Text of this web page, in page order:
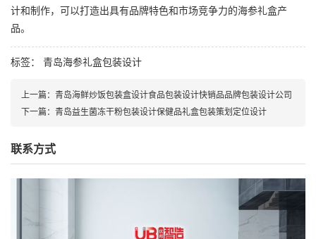
计和制作，可以打造出具有品牌特色和市场竞争力的海参礼盒产
品。
标签： 青岛海参礼盒包装设计
上一篇： 青岛海鲜炒饭包装盒设计食品包装设计快销品品牌包装设计公司
下一篇： 青岛益生菌冻干粉包装设计保健品礼盒包装策划定位设计
联系方式